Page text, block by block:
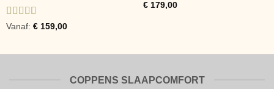
Gewaardeerd
Vanaf: €159,00
€179,00
COPPENS SLAAPCOMFORT